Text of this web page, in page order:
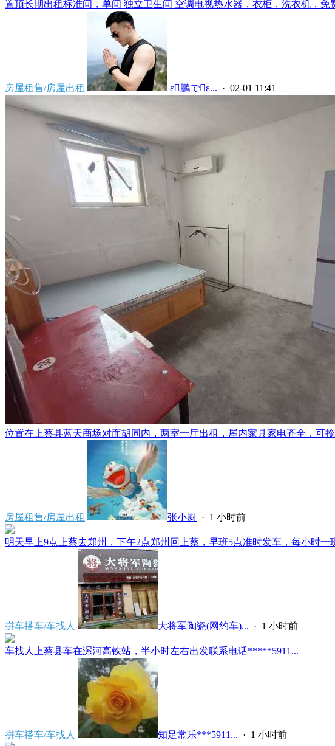
置顶长期出租标准间，单间 独立卫生间 空调电视热水器，衣柜，洗衣机，免
房屋租售/房屋出租  ε鵬でε... · 02-01 11:41
位置在上蔡县蓝天商场对面胡同内，两室一厅出租，屋内家具家电齐全，可
房屋租售/房屋出租 张小厨 · 1 小时前
明天早上9点上蔡去郑州，下午2点郑州回上蔡，早班5点准时发车，每小时一
拼车搭车/车找人 大将军陶瓷(网约车)... · 1 小时前
车找人上蔡县车在漯河高铁站，半小时左右出发联系电话*****5911...
拼车搭车/车找人 知足常乐***5911... · 1 小时前